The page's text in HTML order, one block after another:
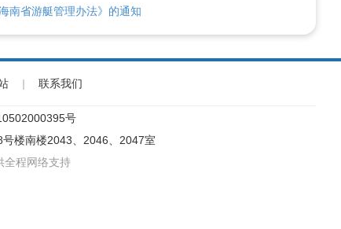
南省游艇管理办法》的通知
| 联系我们
号
楼南楼2043、2046、2047室
全程网络支持